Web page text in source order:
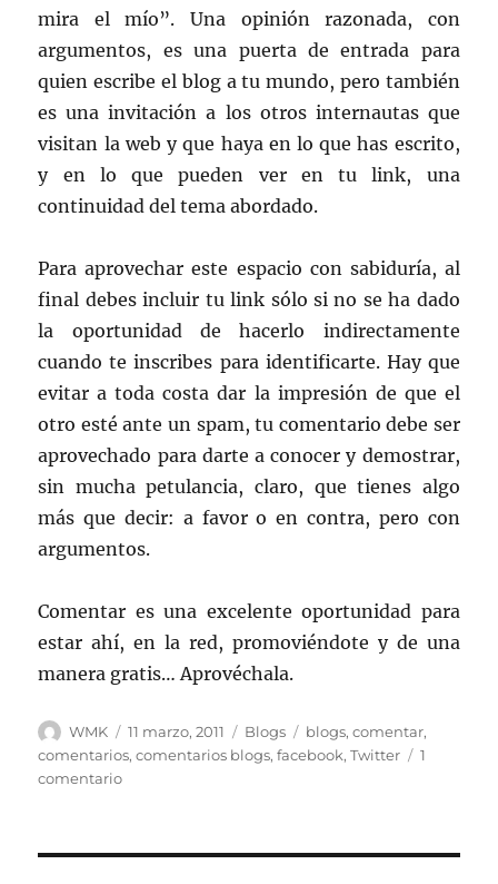
mira el mío”. Una opinión razonada, con
argumentos, es una puerta de entrada para
quien escribe el blog a tu mundo, pero también
es una invitación a los otros internautas que
visitan la web y que haya en lo que has escrito,
y en lo que pueden ver en tu link, una
continuidad del tema abordado.
Para aprovechar este espacio con sabiduría, al
final debes incluir tu link sólo si no se ha dado
la oportunidad de hacerlo indirectamente
cuando te inscribes para identificarte. Hay que
evitar a toda costa dar la impresión de que el
otro esté ante un spam, tu comentario debe ser
aprovechado para darte a conocer y demostrar,
sin mucha petulancia, claro, que tienes algo
más que decir: a favor o en contra, pero con
argumentos.
Comentar es una excelente oportunidad para
estar ahí, en la red, promoviéndote y de una
manera gratis… Aprovéchala.
Autor
WMK
Publicado
el
11 marzo, 2011 Categorías
Blogs Etiquetas
blogs,comentar,
comentarios,comentarios blogs,facebook,Twitter
1
comentarioen